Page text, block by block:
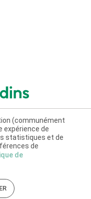
(communément
expérience de
statistiques et de
de
de